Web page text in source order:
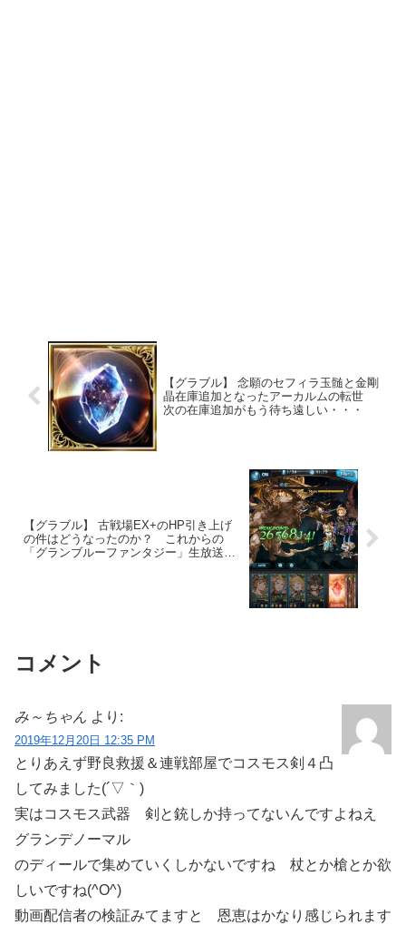
【グラブル】 念願のセフィラ玉髄と金剛
晶在庫追加となったアーカルムの転世
次の在庫追加がもう待ち遠しい・・・
【グラブル】 古戦場EX+のHP引き上げ
の件はどうなったのか？ これからの
「グランブルーファンタジー」生放送特
コメント
み～ちゃん より:
2019年12月20日 12:35 PM
とりあえず野良救援＆連戦部屋でコスモス剣４凸
してみました(´▽｀)
実はコスモス武器 剣と銃しか持ってないんですよねえ
グランデノーマル
のディールで集めていくしかないですね 杖とか槍とか欲
しいですね(^O^)
動画配信者の検証みてますと 恩恵はかなり感じられます